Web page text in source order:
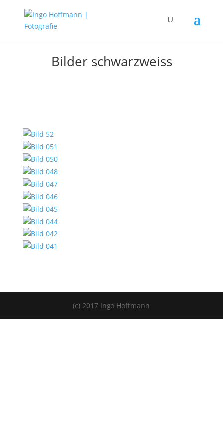
Bilder schwarzweiss
(c) 2017 Ingo Hoffmann